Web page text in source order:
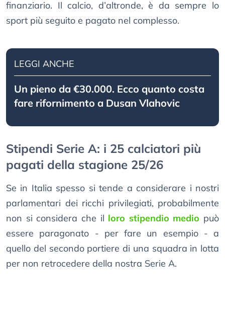
finanziario. Il calcio, d’altronde, è da sempre lo
sport più seguito e pagato nel complesso.
LEGGI ANCHE
Un pieno da €30.000. Ecco quanto costa
fare rifornimento a Dusan Vlahovic
Stipendi Serie A: i 25 calciatori più
pagati della stagione 25/26
Se in Italia spesso si tende a considerare i nostri
parlamentari dei ricchi privilegiati, probabilmente
non si considera che il loro stipendio medio può
essere paragonato - per fare un esempio - a
quello del secondo portiere di una squadra in lotta
per non retrocedere della nostra Serie A.